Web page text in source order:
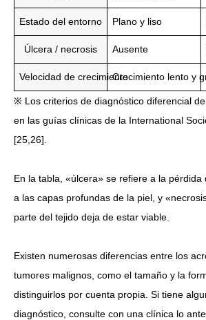
Estado del entorno Plano y liso
Úlcera / necrosis Ausente
Velocidad de crecimientoCrecimiento lento y
※ Los criterios de diagnóstico diferencial
en las guías clínicas de la International
[25,26].
En la tabla, «úlcera» se refiere a la pérdida
a las capas profundas de la piel, y
parte del tejido deja de estar viable.
Existen numerosas diferencias entre los
tumores malignos, como el tamaño y la
distinguirlos por cuenta propia. Si tiene
diagnóstico, consulte con una clínica lo